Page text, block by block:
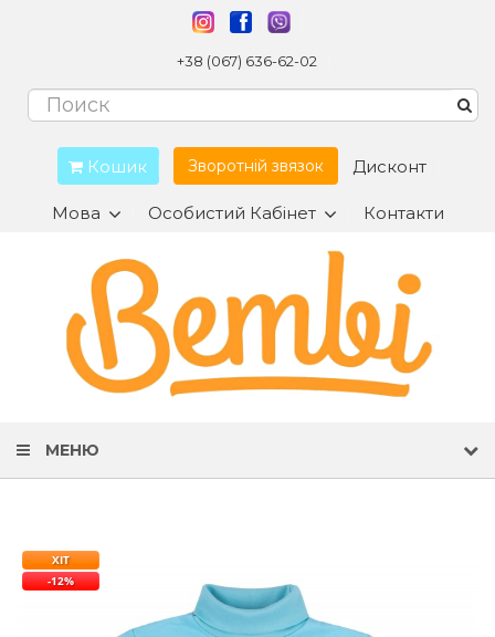
+38 (067) 636-62-02
Кошик Зворотній звязок Дисконт
Мова Особистий Кабінет Контакти
МЕНЮ
ХІТ
-12%